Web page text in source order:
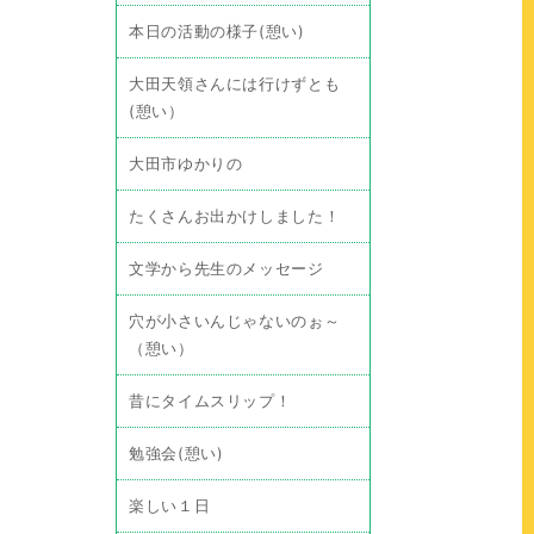
本日の活動の様子(憩い)
大田天領さんには行けずとも
(憩い）
大田市ゆかりの
たくさんお出かけしました！
文学から先生のメッセージ
穴が小さいんじゃないのぉ～
（憩い）
昔にタイムスリップ！
勉強会(憩い)
楽しい１日